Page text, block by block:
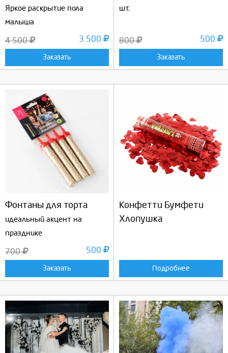
Яркое раскрытие пола
малыша
4 500 3 500
Заказать
шт.
800 500
Заказать
Фонтаны для торта
идеальный акцент на
празднике
700 500
Заказать
Конфетти Бумфети
Хлопушка
Подробнее